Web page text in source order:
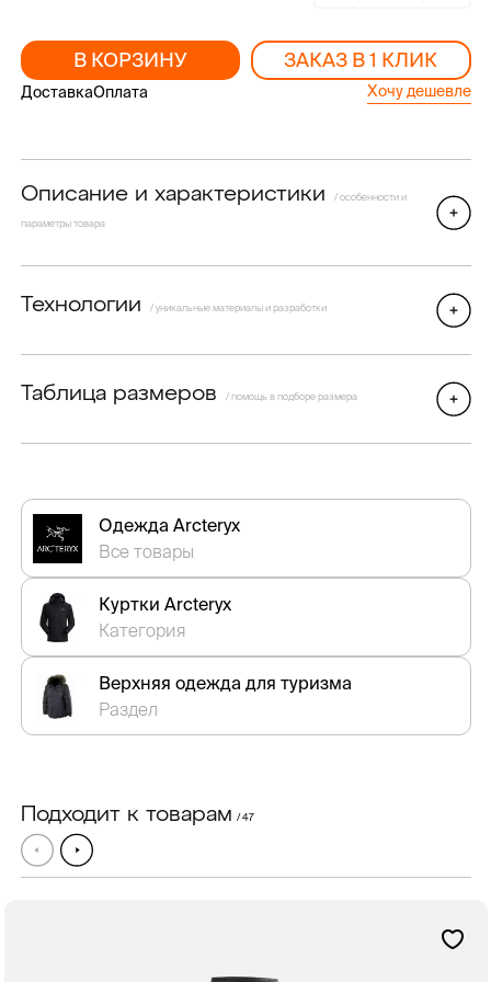
В КОРЗИНУ ЗАКАЗ В 1 КЛИК
ДоставкаОплата Хочу дешевле
Описание и характеристики / особенности и
параметры товара
Технологии / уникальные материалы и разработки
Таблица размеров / помощь в подборе размера
Одежда Arcteryx
Все товары
Куртки Arcteryx
Категория
Верхняя одежда для туризма
Раздел
Подходит к товарам / 47